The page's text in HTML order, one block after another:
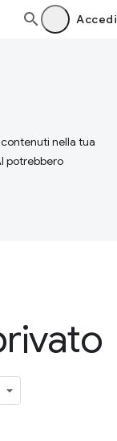
Accedi
nella tua
potrebbero